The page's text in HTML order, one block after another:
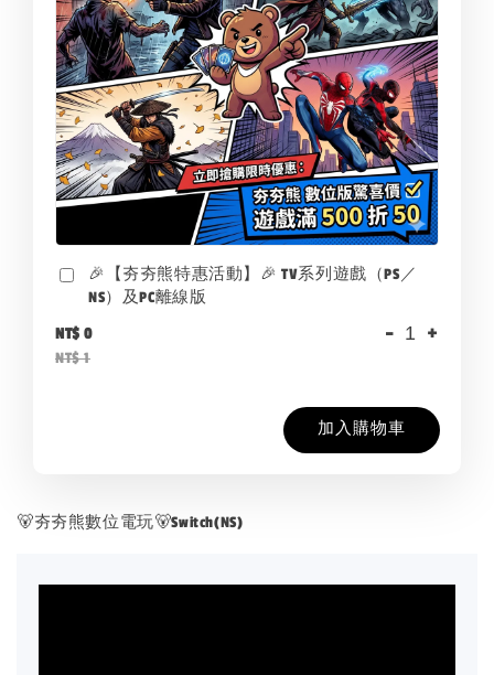
🎉【夯夯熊特惠活動】🎉 TV系列遊戲（PS／
NS）及PC離線版
NT$ 0
NT$ 1
- +
加入購物車
🐻夯夯熊數位電玩🐻Switch(NS)